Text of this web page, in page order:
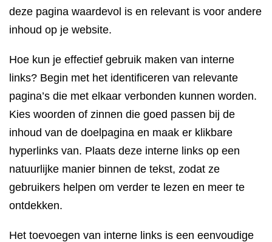
deze pagina waardevol is en relevant is voor andere
inhoud op je website.
Hoe kun je effectief gebruik maken van interne
links? Begin met het identificeren van relevante
pagina’s die met elkaar verbonden kunnen worden.
Kies woorden of zinnen die goed passen bij de
inhoud van de doelpagina en maak er klikbare
hyperlinks van. Plaats deze interne links op een
natuurlijke manier binnen de tekst, zodat ze
gebruikers helpen om verder te lezen en meer te
ontdekken.
Het toevoegen van interne links is een eenvoudige